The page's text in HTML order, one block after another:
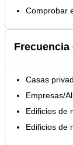
Comprobar
Casas
Empresas/
Edificios de
Edificios de